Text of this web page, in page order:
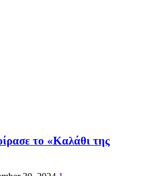
το «Καλάθι της